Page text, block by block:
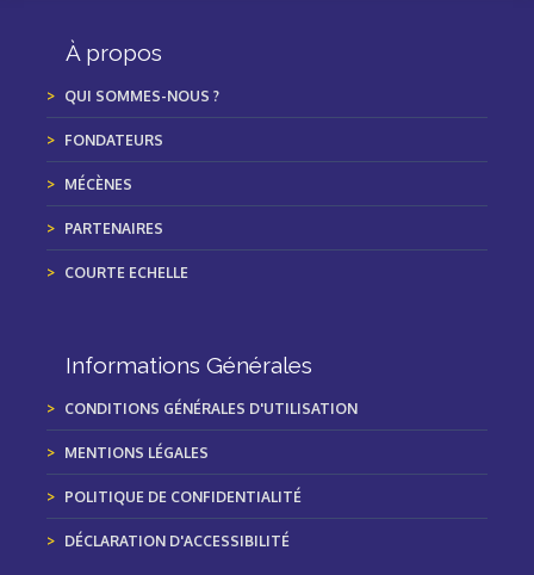
À propos
QUI SOMMES-NOUS ?
FONDATEURS
MÉCÈNES
PARTENAIRES
COURTE ECHELLE
Informations Générales
CONDITIONS GÉNÉRALES D'UTILISATION
MENTIONS LÉGALES
POLITIQUE DE CONFIDENTIALITÉ
DÉCLARATION D'ACCESSIBILITÉ